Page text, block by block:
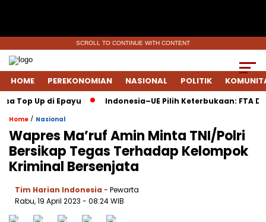
SCROLL TO CONTINUE WITH CONTENT
HOME PEREKONOMIAN NASIONAL POLITIK
Up di Epayu Indonesia–UE Pilih Keterbukaan: FTA
Home / Nasional
Wapres Ma’ruf Amin Minta TNI/Polri
Bersikap Tegas Terhadap Kelompok
Kriminal Bersenjata
Tim Harian Indonesia - Pewarta
Rabu, 19 April 2023 - 08:24 WIB